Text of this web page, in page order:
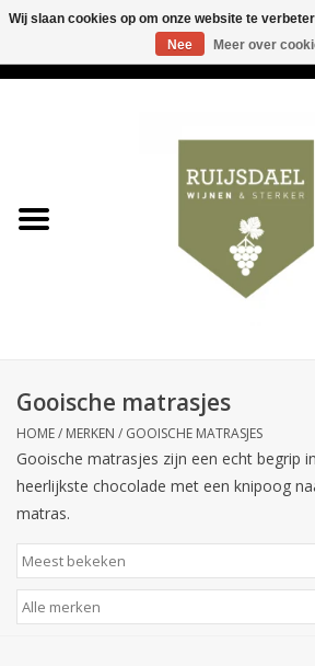
& sterker
Contact
Relatiegeschenken
Gooische matrasjes
HOME/ MERKEN / GOOISCHE MATRASJES
Gooische matrasjes zijn een echt begrip
heerlijkste chocolade met een knipoog
matras.
Wij slaan cookies op om onze website te
Nee
Meer over